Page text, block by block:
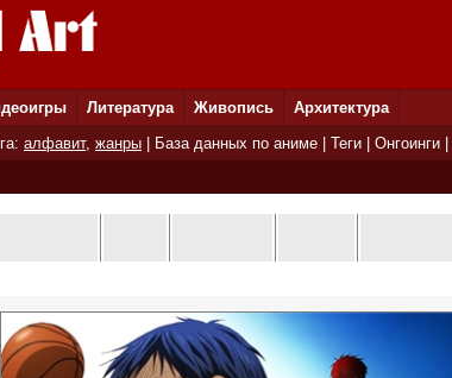
Литература Живопись Архитектура
алфавит, жанры База данных по аниме Теги Онгоинги